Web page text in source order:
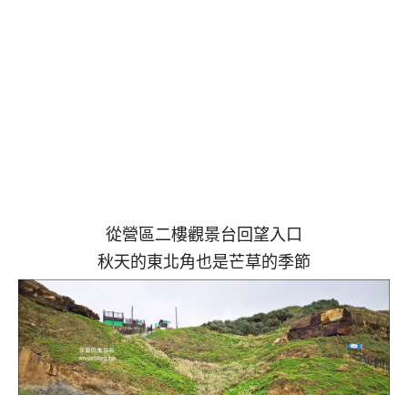
從營區二樓觀景台回望入口
秋天的東北角也是芒草的季節